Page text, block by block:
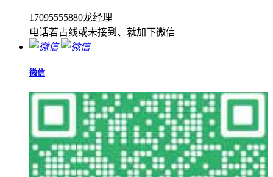
17095555880龙经理
电话若占线或未接到、就加下微信
微信